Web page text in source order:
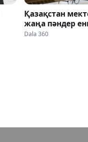
Қазақстан
жаңа пәндер
Dala 360